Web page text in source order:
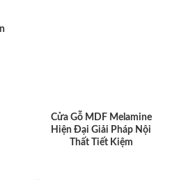
Cửa Gỗ MDF Melamine
Hiện Đại Giải Pháp Nội
Thất Tiết Kiệm